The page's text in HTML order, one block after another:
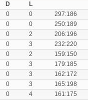
D L
0 0 297:186
0 0 250:189
0 2 206:196
0 3 232:220
0 2 159:150
0 3 179:185
0 3 162:172
0 3 165:198
0 4 161:175